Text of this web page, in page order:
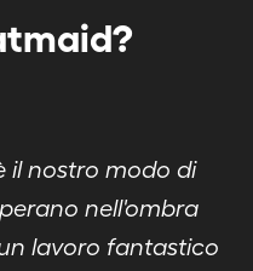
il nostro modo di
nell'ombra
lavoro fantastico